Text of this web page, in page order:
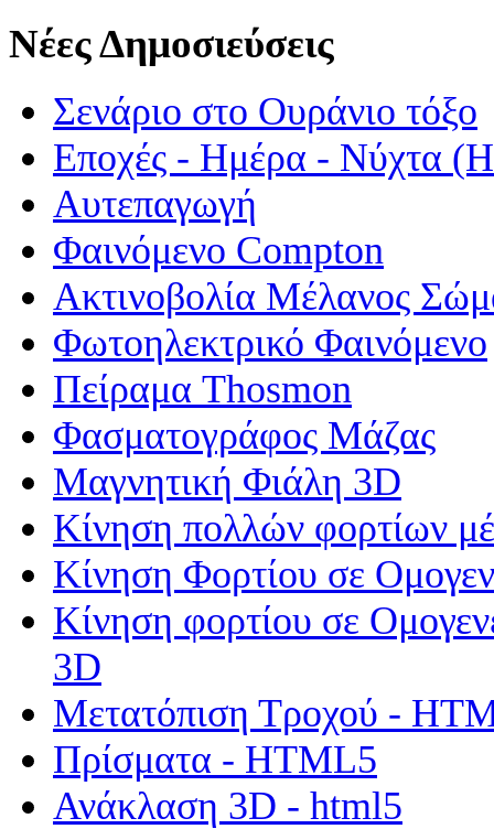
Νέες Δημοσιεύσεις
Σενάριο στο Ουράνιο τόξο
Εποχές - Ημέρα - Νύχτα
Αυτεπαγωγή
Φαινόμενο Compton
Ακτινοβολία Μέλανος
Φωτοηλεκτρικό Φαινόμενο
Πείραμα Thosmon
Φασματογράφος Μάζας
Μαγνητική Φιάλη 3D
Κίνηση πολλών φορτίων
Κίνηση Φορτίου σε
Κίνηση φορτίου σε
3D
Μετατόπιση Τροχού -
Πρίσματα - HTML5
Ανάκλαση 3D - html5